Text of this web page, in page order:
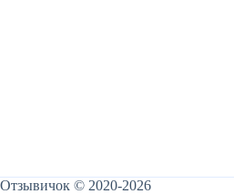
Отзывичок © 2020-2026